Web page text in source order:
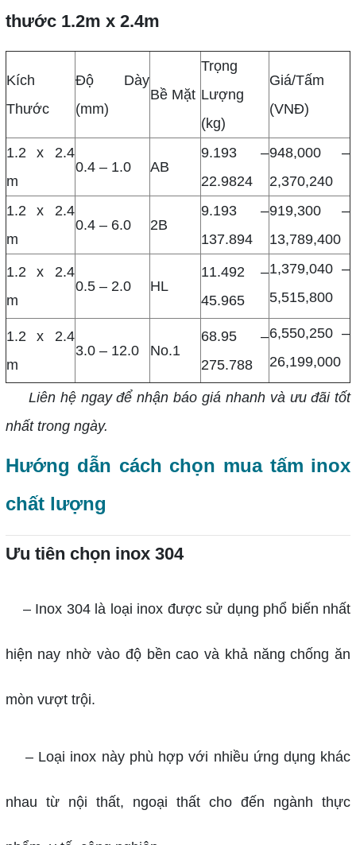
thước 1.2m x 2.4m
Kích
Thước
Độ Dày
(mm)
Bề Mặt
Trọng
Lượng
(kg)
Giá/Tấm
(VNĐ)
1.2 x 2.4
m
0.4 – 1.0 AB
9.193 –
22.9824
948,000 –
2,370,240
1.2 x 2.4
m
0.4 – 6.0 2B
9.193 –
137.894
919,300 –
13,789,400
1.2 x 2.4
m
0.5 – 2.0 HL
11.492 –
45.965
1,379,040 –
5,515,800
1.2 x 2.4
m
3.0 – 12.0 No.1
68.95 –
275.788
6,550,250 –
26,199,000
Liên hệ ngay để nhận báo giá nhanh và ưu đãi tốt
nhất trong ngày.
Hướng dẫn cách chọn mua tấm inox
chất lượng
Ưu tiên chọn inox 304
– Inox 304 là loại inox được sử dụng phổ biến nhất
hiện nay nhờ vào độ bền cao và khả năng chống ăn
mòn vượt trội.
– Loại inox này phù hợp với nhiều ứng dụng khác
nhau từ nội thất, ngoại thất cho đến ngành thực